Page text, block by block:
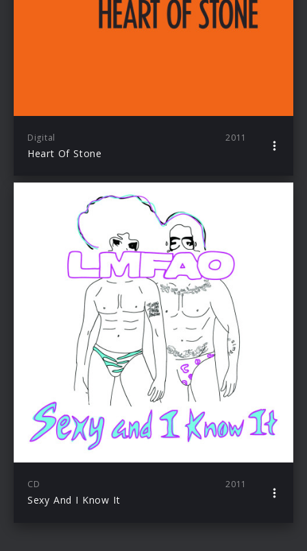
Digital 2011
Heart Of Stone
CD 2011
Sexy And I Know It